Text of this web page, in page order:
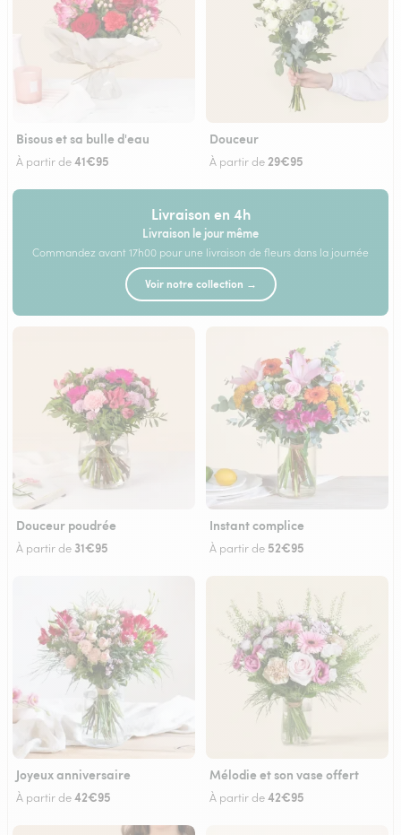
Bisous et sa bulle d'eau
À partir de41€95
Douceur
À partir de 29€95
Livraison en 4h
Livraison le jour même
Commandez avant 17h00 pour une livraison de fleurs dans la journée
Voir notre collection →
Douceur poudrée
À partir de 31€95
Instant complice
À partir de 52€95
Joyeux anniversaire
À partir de42€95
Mélodie et son vase offert
À partir de42€95